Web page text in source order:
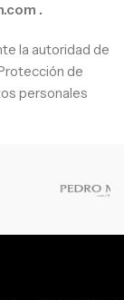
.
la autoridad de
de
personales